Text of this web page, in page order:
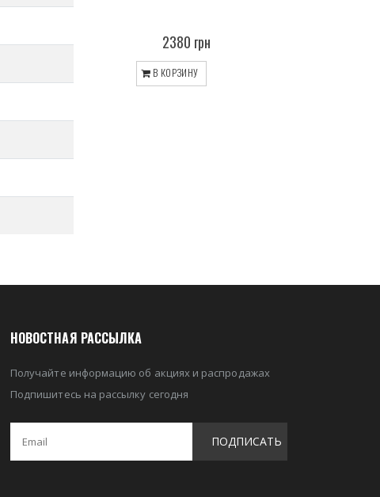
2380 грн
В КОРЗИНУ
НОВОСТНАЯ РАССЫЛКА
Получайте информацию об акциях и распродажах
Подпишитесь на рассылку сегодня
ПОДПИСАТЬ